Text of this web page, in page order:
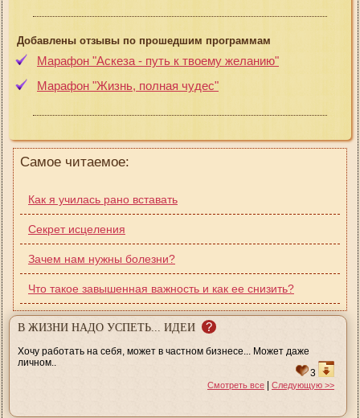
Добавлены отзывы по прошедшим программам
Марафон "Аскеза - путь к твоему желанию"
Марафон "Жизнь, полная чудес"
Самое читаемое:
Как я училась рано вставать
Секрет исцеления
Зачем нам нужны болезни?
Что такое завышенная важность и как ее снизить?
В ЖИЗНИ НАДО УСПЕТЬ... ИДЕИ ?
Хочу работать на себя, может в частном бизнесе... Может даже
личном..
3
Смотреть все | Следующую >>